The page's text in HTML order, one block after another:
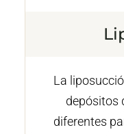
La
depósitos
diferentes